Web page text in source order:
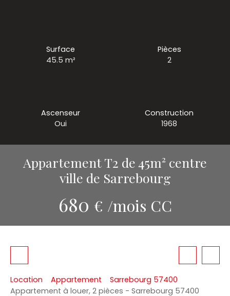
Surface
45.5 m²
Pièces
2
Ascenseur
Oui
Construction
1968
Appartement T2 de 45m² centre
ville de Sarrebourg
680 € /mois CC
Location Appartement
Sarrebourg 57400
Appartement à louer, 2 pièces - Sarrebourg 57400